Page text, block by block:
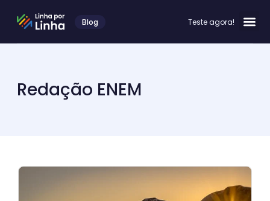
Blog Teste agora!
Redação ENEM